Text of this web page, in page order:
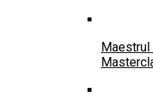
Maestrul